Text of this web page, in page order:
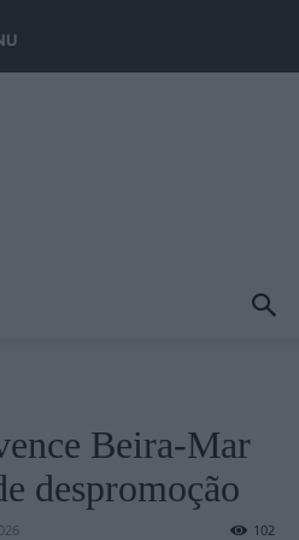
Beira-Mar
despromoção
102